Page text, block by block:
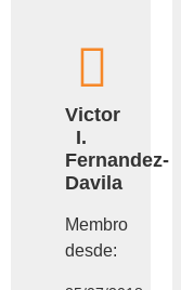
Victor
I.
Fernandez-
Davila
Membro
desde: